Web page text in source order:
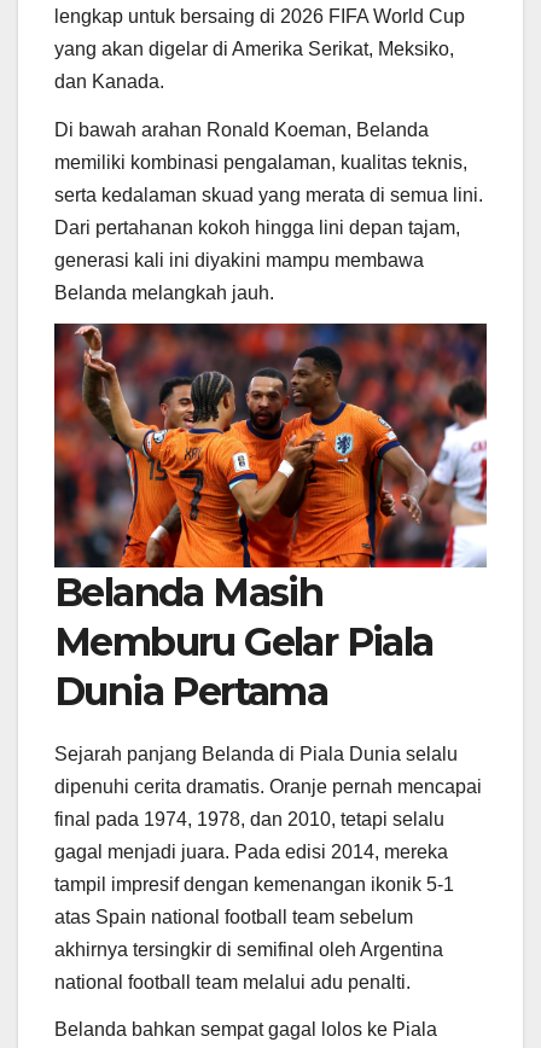
lengkap untuk bersaing di 2026 FIFA World Cup
yang akan digelar di Amerika Serikat, Meksiko,
dan Kanada.
Di bawah arahan Ronald Koeman, Belanda
memiliki kombinasi pengalaman, kualitas teknis,
serta kedalaman skuad yang merata di semua lini.
Dari pertahanan kokoh hingga lini depan tajam,
generasi kali ini diyakini mampu membawa
Belanda melangkah jauh.
Belanda Masih
Memburu Gelar Piala
Dunia Pertama
Sejarah panjang Belanda di Piala Dunia selalu
dipenuhi cerita dramatis. Oranje pernah mencapai
final pada 1974, 1978, dan 2010, tetapi selalu
gagal menjadi juara. Pada edisi 2014, mereka
tampil impresif dengan kemenangan ikonik 5-1
atas Spain national football team sebelum
akhirnya tersingkir di semifinal oleh Argentina
national football team melalui adu penalti.
Belanda bahkan sempat gagal lolos ke Piala